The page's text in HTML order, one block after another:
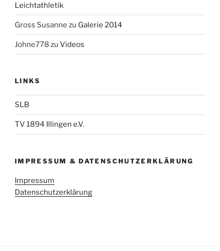
Leichtathletik
Gross Susanne zu Galerie 2014
Johne778 zu Videos
LINKS
SLB
TV 1894 Illingen e.V.
IMPRESSUM & DATENSCHUTZERKLÄRUNG
Impressum
Datenschutzerklärung